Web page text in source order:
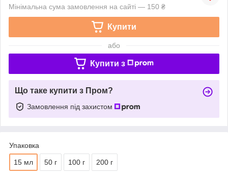
Мінімальна сума замовлення на сайті — 150 ₴
Купити
або
Купити з
Що таке купити з Пром?
Замовлення під захистом
Упаковка
15 мл 50 г 100 г 200 г